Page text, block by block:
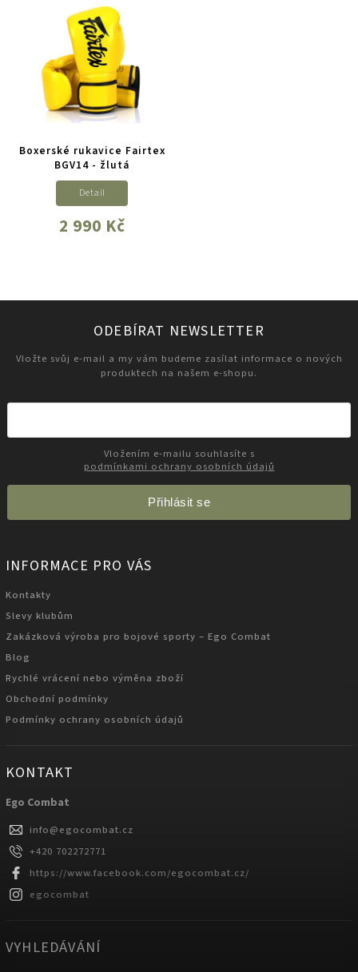
Boxerské rukavice Fairtex
BGV14 - žlutá
2 990 Kč
Detail
ODEBÍRAT NEWSLETTER
Vložte svůj e-mail a my vám budeme zasílat informace o nových
produktech na našem e-shopu.
podmínkami ochrany osobních údajů
Přihlásit se
INFORMACE PRO VÁS
Kontakty
Slevy klubům
Zakázková výroba pro bojové sporty – Ego Combat
Blog
Rychlé vrácení nebo výměna zboží
Obchodní podmínky
Podmínky ochrany osobních údajů
KONTAKT
Ego Combat
info@egocombat.cz
+420 702272771
https://www.facebook.com/egocombat.cz/
egocombat
VYHLEDÁVÁNÍ